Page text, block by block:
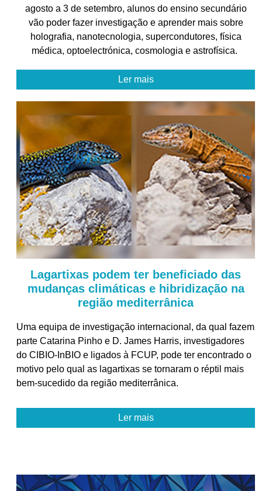
agosto a 3 de setembro, alunos do ensino secundário
vão poder fazer investigação e aprender mais sobre
holografia, nanotecnologia, supercondutores, física
médica, optoelectrónica, cosmologia e astrofísica.
Ler mais
Lagartixas podem ter beneficiado das
mudanças climáticas e hibridização na
região mediterrânica
Uma equipa de investigação internacional, da qual fazem
parte Catarina Pinho e D. James Harris, investigadores
do CIBIO-InBIO e ligados à FCUP, pode ter encontrado o
motivo pelo qual as lagartixas se tornaram o réptil mais
bem-sucedido da região mediterrânica.
Ler mais